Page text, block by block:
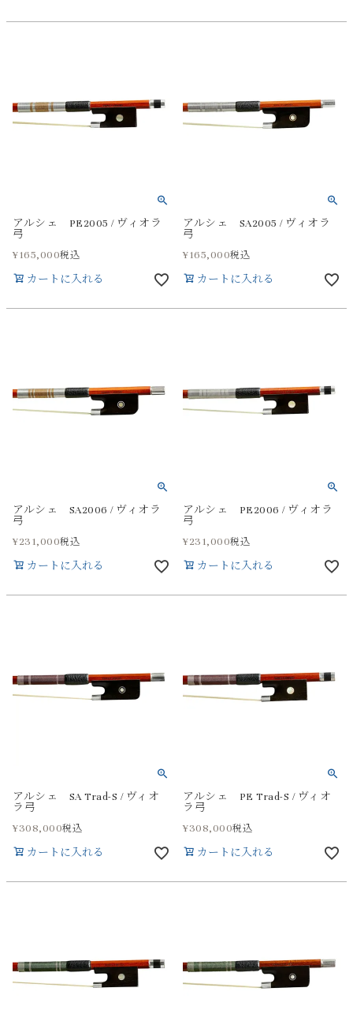
アルシェ PE2005 / ヴィオラ
弓
¥165,000税込
カートに入れる
アルシェ SA2005 / ヴィオラ
弓
¥165,000税込
カートに入れる
アルシェ SA2006 / ヴィオラ
弓
¥231,000税込
カートに入れる
アルシェ PE2006 / ヴィオラ
弓
¥231,000税込
カートに入れる
アルシェ SA Trad-S / ヴィオ
ラ弓
¥308,000税込
カートに入れる
アルシェ PE Trad-S / ヴィオ
ラ弓
¥308,000税込
カートに入れる